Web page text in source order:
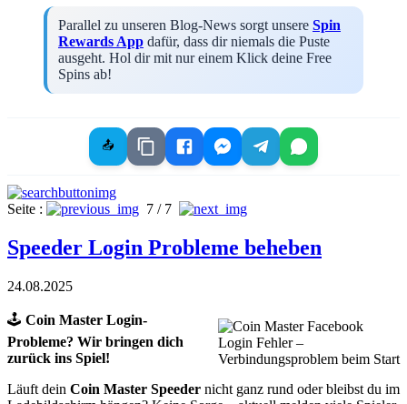
Parallel zu unseren Blog-News sorgt unsere Spin
Rewards App dafür, dass dir niemals die Puste
ausgeht. Hol dir mit nur einem Klick deine Free
Spins ab!
📤
Seite : 7 / 7
Speeder Login Probleme beheben
24.08.2025
🕹️ Coin Master Login-
Probleme? Wir bringen dich
zurück ins Spiel!
Läuft dein Coin Master Speeder nicht ganz rund oder bleibst du im